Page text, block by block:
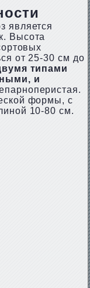
является
Высота
от 25-30 см до
типами
и
формы, с
10-80 см.